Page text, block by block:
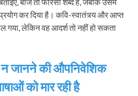
कर दिया है। कवि-स्वातंत्र्य और आप्त
गया, लेकिन वह आदर्श तो नहीं हो सकता
न जानने की औपनिवेशिक
को मार रही है